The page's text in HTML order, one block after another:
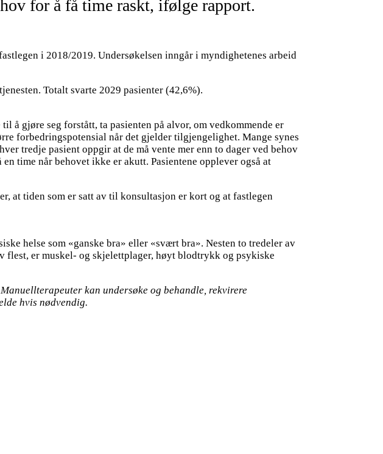
for å få time raskt, ifølge rapport.
i 2018/2019. Undersøkelsen inngår i myndighetenes arbeid
Totalt svarte 2029 pasienter (42,6%).
å gjøre seg forstått, ta pasienten på alvor, om vedkommende er
forbedringspotensial når det gjelder tilgjengelighet. Mange synes
tredje pasient oppgir at de må vente mer enn to dager ved behov
time når behovet ikke er akutt. Pasientene opplever også at
at tiden som er satt av til konsultasjon er kort og at fastlegen
helse som «ganske bra» eller «svært bra». Nesten to tredeler av
flest, er muskel- og skjelettplager, høyt blodtrykk og psykiske
kan undersøke og behandle, rekvirere
hvis nødvendig.